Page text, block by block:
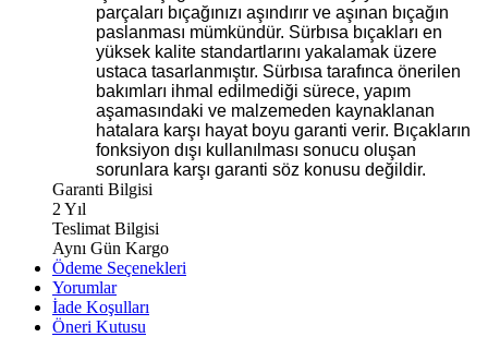
parçaları bıçağınızı aşındırır ve aşınan bıçağın
paslanması mümkündür. Sürbısa bıçakları en
yüksek kalite standartlarını yakalamak üzere
ustaca tasarlanmıştır. Sürbısa tarafınca önerilen
bakımları ihmal edilmediği sürece, yapım
aşamasındaki ve malzemeden kaynaklanan
hatalara karşı hayat boyu garanti verir. Bıçakların
fonksiyon dışı kullanılması sonucu oluşan
sorunlara karşı garanti söz konusu değildir.
Garanti Bilgisi
2 Yıl
Teslimat Bilgisi
Aynı Gün Kargo
Ödeme Seçenekleri
Yorumlar
İade Koşulları
Öneri Kutusu